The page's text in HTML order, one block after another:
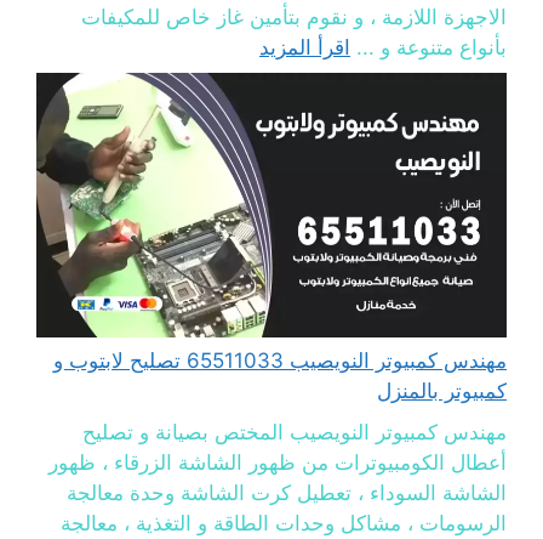
الاجهزة اللازمة ، و نقوم بتأمين غاز خاص للمكيفات
بأنواع متنوعة و ... اقرأ المزيد
مهندس كمبيوتر النويصيب 65511033 تصليح لابتوب و
كمبيوتر بالمنزل
مهندس كمبيوتر النويصيب المختص بصيانة و تصليح
أعطال الكومبيوترات من ظهور الشاشة الزرقاء ، ظهور
الشاشة السوداء ، تعطيل كرت الشاشة وحدة معالجة
الرسومات ، مشاكل وحدات الطاقة و التغذية ، معالجة